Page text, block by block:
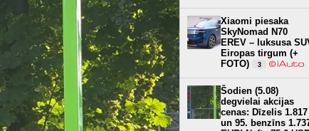
Xiaomi piesaka
SkyNomad N70
EREV – luksusa
Eiropas tirgum (+
FOTO)
3
Šodien (5.08)
degvielai akcijas
cenas: Dīzelis 1.817
un 95. benzīns